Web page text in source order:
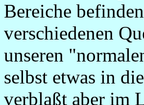
Bereiche
verschiedenen
unseren
selbst etwas in
verblaßt aber im